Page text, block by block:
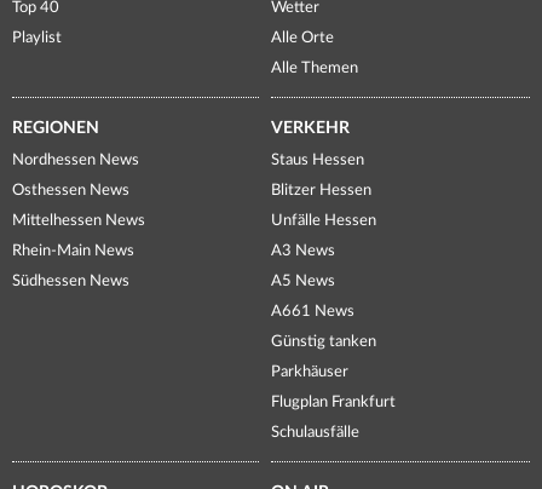
Top 40
Playlist
Wetter
Alle Orte
Alle Themen
REGIONEN
Nordhessen News
Osthessen News
Mittelhessen News
Rhein-Main News
Südhessen News
VERKEHR
Staus Hessen
Blitzer Hessen
Unfälle Hessen
A3 News
A5 News
A661 News
Günstig tanken
Parkhäuser
Flugplan Frankfurt
Schulausfälle